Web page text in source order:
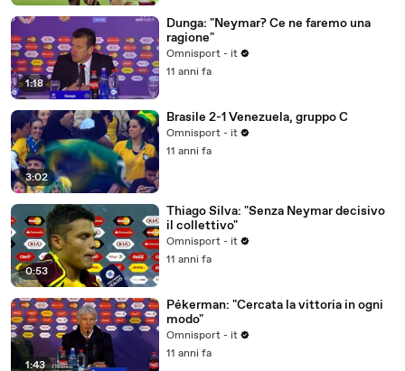
1:18
Dunga: "Neymar? Ce ne faremo una
ragione"
Omnisport - it
11 anni fa
3:02
Brasile 2-1 Venezuela, gruppo C
Omnisport - it
11 anni fa
0:53
Thiago Silva: "Senza Neymar decisivo
il collettivo"
Omnisport - it
11 anni fa
1:43
Pékerman: "Cercata la vittoria in ogni
modo"
Omnisport - it
11 anni fa